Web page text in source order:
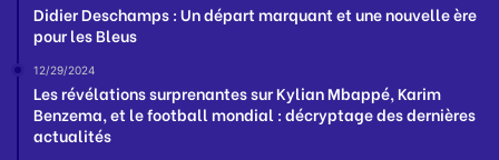
Didier Deschamps : Un départ marquant et une nouvelle ère
pour les Bleus
12/29/2024
Les révélations surprenantes sur Kylian Mbappé, Karim
Benzema, et le football mondial : décryptage des dernières
actualités